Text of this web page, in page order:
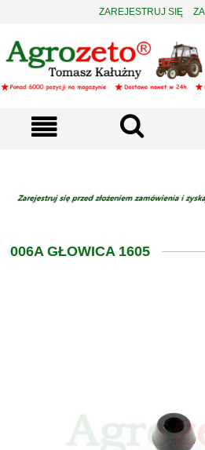
ZAREJESTRUJ SIĘ
006A GŁOWICA 1605